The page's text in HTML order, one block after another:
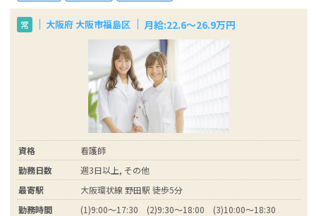
常 大阪府 大阪市福島区 月給:22.6～26.9万円
資格
看護師
勤務日数
週3日以上, その他
最寄駅
大阪環状線 野田駅 徒歩5分
勤務時間
(1)9:00～17:30 (2)9:30～18:00 (3)10:00～18:30